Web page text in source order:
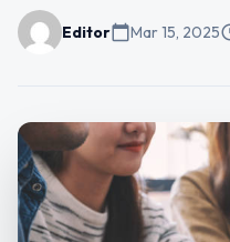
Editorcalendar_todayMar 15, 2025